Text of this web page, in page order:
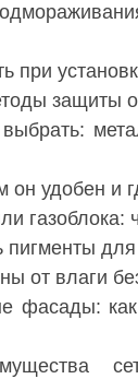
при
защиты
он удобен и
газоблока:
пигменты
от влаги
фасады: